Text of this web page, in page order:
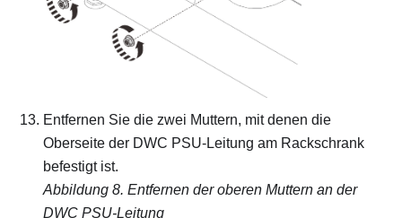
Entfernen Sie die zwei Muttern, mit denen die
Oberseite der DWC PSU-Leitung am Rackschrank
befestigt ist.
Abbildung 8. Entfernen der oberen Muttern an der
DWC PSU-Leitung